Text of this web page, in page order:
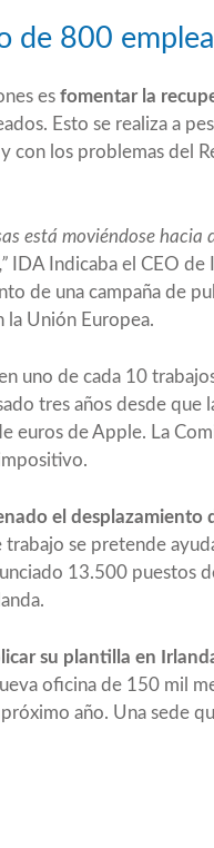
de 800
es fomentar la
Esto se realiza a
con los problemas del
está moviéndose hacia
IDA Indicaba el CEO de
de una campaña de
la Unión Europea.
uno de cada 10
tres años desde que
euros de Apple. La
el desplazamiento
se pretende
13.500 puestos
su plantilla en
oficina de 150 mil
año. Una sede